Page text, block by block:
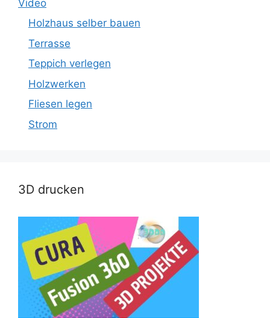
Video
Holzhaus selber bauen
Terrasse
Teppich verlegen
Holzwerken
Fliesen legen
Strom
3D drucken